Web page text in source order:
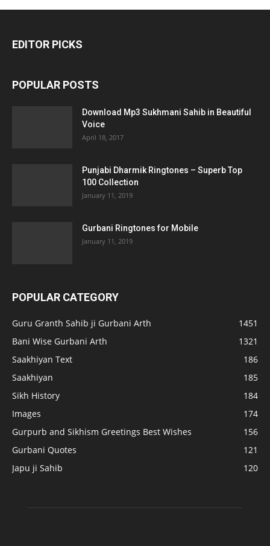
EDITOR PICKS
POPULAR POSTS
Download Mp3 Sukhmani Sahib in Beautiful
Voice
April 18, 2017
Punjabi Dharmik Ringtones – Superb Top
100 Collection
January 11, 2019
Gurbani Ringtones for Mobile
January 11, 2019
POPULAR CATEGORY
Guru Granth Sahib ji Gurbani Arth
1451
Bani Wise Gurbani Arth
1321
Saakhiyan Text
186
Saakhiyan
185
Sikh History
184
Images
174
Gurpurb and Sikhism Greetings Best Wishes
156
Gurbani Quotes
121
Japu ji Sahib
120